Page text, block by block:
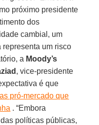
próximo presidente
dos
cambial, um
um risco
a Moody’s
, vice-presidente
é que
pró-mercado que
. “Embora
políticas públicas,